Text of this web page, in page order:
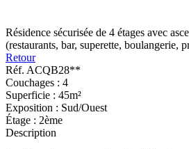
Résidence sécurisée de 4 étages avec
(restaurants, bar, superette, boulangerie,
Retour
Réf. ACQB28**
Couchages : 4
Superficie : 45m²
Exposition : Sud/Ouest
Étage : 2ème
Description